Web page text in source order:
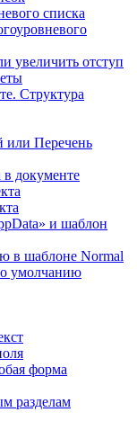
списка
увеличить отступ
Структура
или Перечень
в документе
и шаблон
в шаблоне Normal
умолчанию
форма
разделам